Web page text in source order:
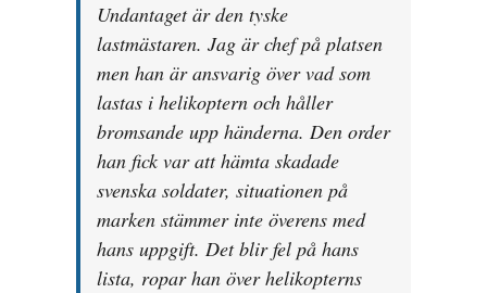
Undantaget är den tyske
lastmästaren. Jag är chef på platsen
men han är ansvarig över vad som
lastas i helikoptern och håller
bromsande upp händerna. Den order
han fick var att hämta skadade
svenska soldater, situationen på
marken stämmer inte överens med
hans uppgift. Det blir fel på hans
lista, ropar han över helikopterns